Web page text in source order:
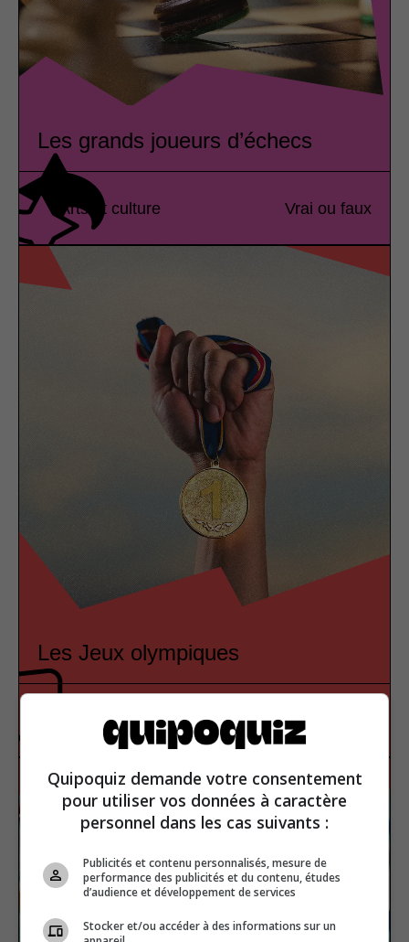
Les grands joueurs d’échecs
Arts et culture Vrai ou faux
Les Jeux olympiques
Vrai ou faux
Quipoquiz demande votre consentement
pour utiliser vos données à caractère
personnel dans les cas suivants :
Publicités et contenu personnalisés, mesure de
performance des publicités et du contenu, études
d’audience et développement de services
Stocker et/ou accéder à des informations sur un